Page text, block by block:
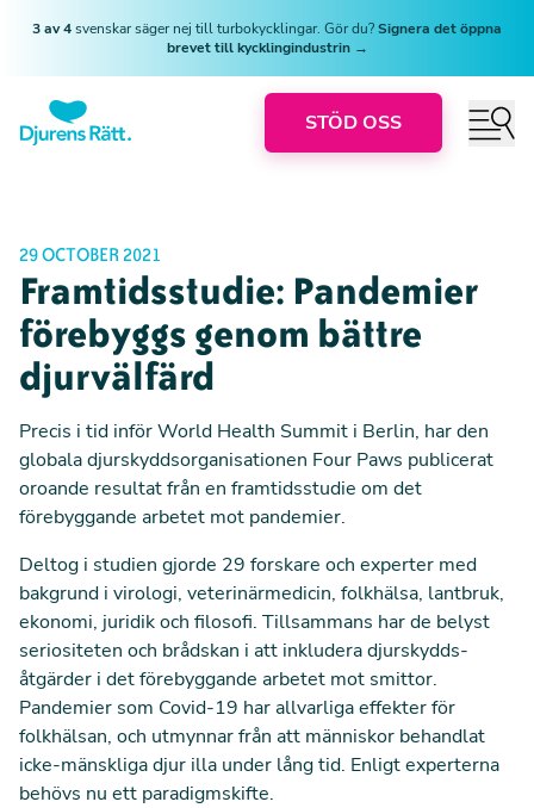
3 av 4svenskar säger nej till turbokycklingar. Gör du?Signera det öppna
brevet till kycklingindustrin →
STÖD OSS
29 OCTOBER 2021
Framtidsstudie: Pandemier
förebyggs genom bättre
djurvälfärd
Precis i tid inför World Health Summit i Berlin, har den
globala djurskyddsorganisationen Four Paws publicerat
oroande resultat från en framtidsstudie om det
förebyggande arbetet mot pandemier.
Deltog i studien gjorde 29 forskare och experter med
bakgrund i virologi, veterinärmedicin, folkhälsa, lantbruk,
ekonomi, juridik och filosofi. Tillsammans har de belyst
seriositeten och brådskan i att inkludera djurskydds-
åtgärder i det förebyggande arbetet mot smittor.
Pandemier som Covid-19 har allvarliga effekter för
folkhälsan, och utmynnar från att människor behandlat
icke-mänskliga djur illa under lång tid. Enligt experterna
behövs nu ett paradigmskifte.